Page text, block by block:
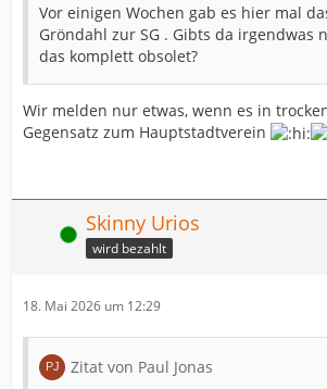
Vor einigen Wochen gab es hier mal
Gröndahl zur SG . Gibts da irgendwas
das komplett obsolet?
Wir melden nur etwas, wenn es in
Gegensatz zum Hauptstadtverein
Online Skinny Urios
wird bezahlt
18. Mai 2026 um 12:29
Zitat von Paul Jonas